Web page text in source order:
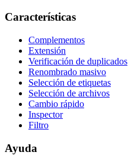
Características
Complementos
Extensión
Verificación de duplicados
Renombrado masivo
Selección de etiquetas
Selección de archivos
Cambio rápido
Inspector
Filtro
Ayuda